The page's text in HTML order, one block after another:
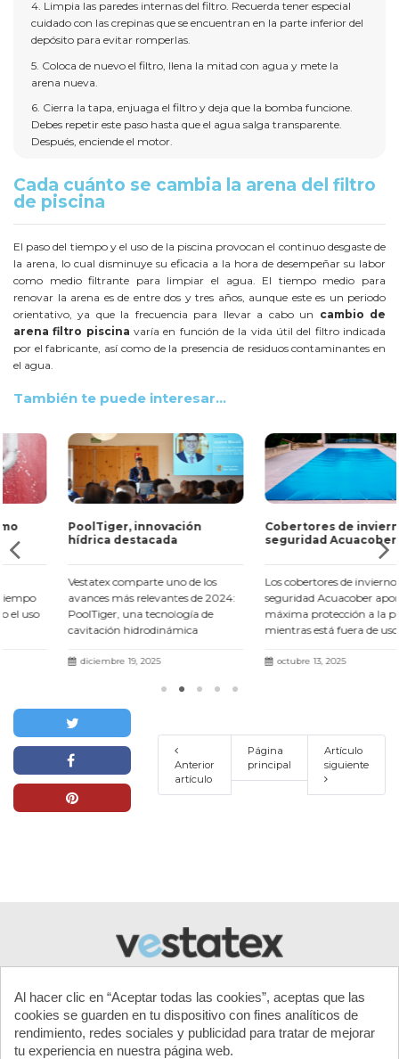
4. Limpia las paredes internas del filtro. Recuerda tener especial
cuidado con las crepinas que se encuentran en la parte inferior del
depósito para evitar romperlas.
5. Coloca de nuevo el filtro, llena la mitad con agua y mete la
arena nueva.
6. Cierra la tapa, enjuaga el filtro y deja que la bomba funcione.
Debes repetir este paso hasta que el agua salga transparente.
Después, enciende el motor.
Cada cuánto se cambia la arena del filtro
de piscina
El paso del tiempo y el uso de la piscina provocan el continuo desgaste de
la arena, lo cual disminuye su eficacia a la hora de desempeñar su labor
como medio filtrante para limpiar el agua. El tiempo medio para
renovar la arena es de entre dos y tres años, aunque este es un periodo
orientativo, ya que la frecuencia para llevar a cabo un cambio de
arena filtro piscina varía en función de la vida útil del filtro indicada
por el fabricante, así como de la presencia de residuos contaminantes en
el agua.
También te puede interesar...
PoolTiger, innovación
hídrica destacada
Vestatex comparte uno de los
avances más relevantes de 2024:
PoolTiger, una tecnología de
cavitación hidrodinámica
Turisme con resultados un 71 %
diciembre 19, 2025
Cobertores de invierno y
seguridad Acuacober
Los cobertores de invierno y
seguridad Acuacober aportan la
máxima protección a la piscina
mientras está fuera de uso.Leer
octubre 13, 2025
Anterior
artículo
Página
principal
Artículo
siguiente
Al hacer clic en “Aceptar todas las cookies”, aceptas que las
cookies se guarden en tu dispositivo con fines analíticos de
rendimiento, redes sociales y publicidad para tratar de mejorar
tu experiencia en nuestra página web.